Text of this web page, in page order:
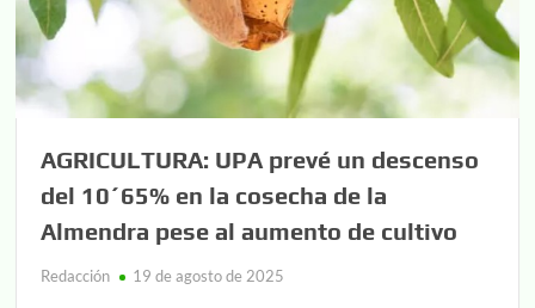
AGRICULTURA: UPA prevé un descenso
del 10´65% en la cosecha de la
Almendra pese al aumento de cultivo
Redacción 19 de agosto de 2025